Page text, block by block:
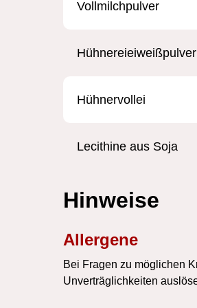
Vollmilchpulver
Hühnereieiweißpulver
Hühnervollei
Lecithine aus Soja
Hinweise
Allergene
Bei Fragen zu möglichen
Unverträglichkeiten